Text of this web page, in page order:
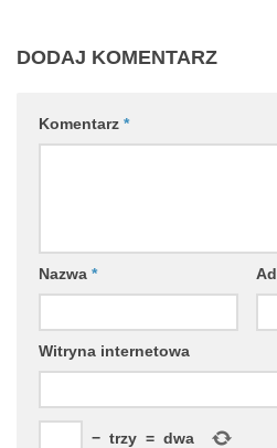
DODAJ KOMENTARZ
Komentarz *
Nazwa *
Witryna internetowa
− trzy = dwa